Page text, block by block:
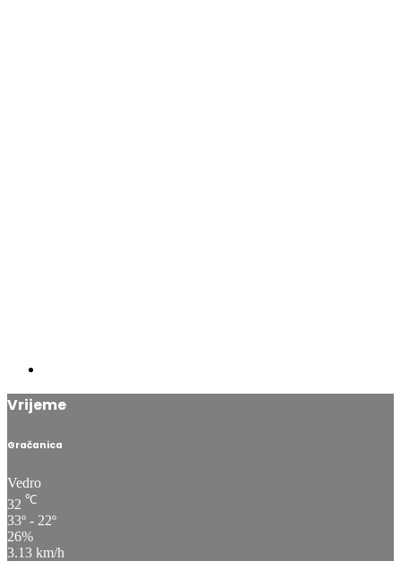
Vrijeme
Gračanica
Vedro
32 ℃
33º - 22º
26%
3.13 km/h